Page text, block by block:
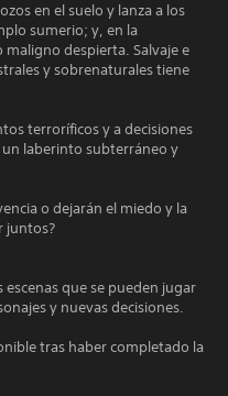
en el suelo y lanza a los
sumerio; y, en la
despierta. Salvaje e
y sobrenaturales tiene
terroríficos y a decisiones
laberinto subterráneo y
o dejarán el miedo y la
juntos?
que se pueden jugar
y nuevas decisiones.
tras haber completado la